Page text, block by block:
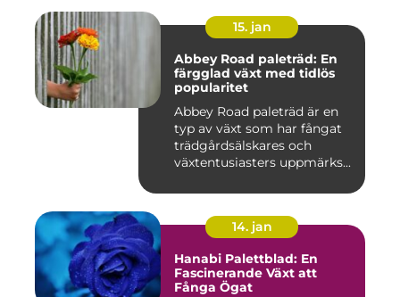
15. jan
Abbey Road paleträd: En
färgglad växt med tidlös
popularitet
Abbey Road paleträd är en
typ av växt som har fångat
trädgårdsälskares och
växtentusiasters uppmärks...
14. jan
Hanabi Palettblad: En
Fascinerande Växt att
Fånga Ögat